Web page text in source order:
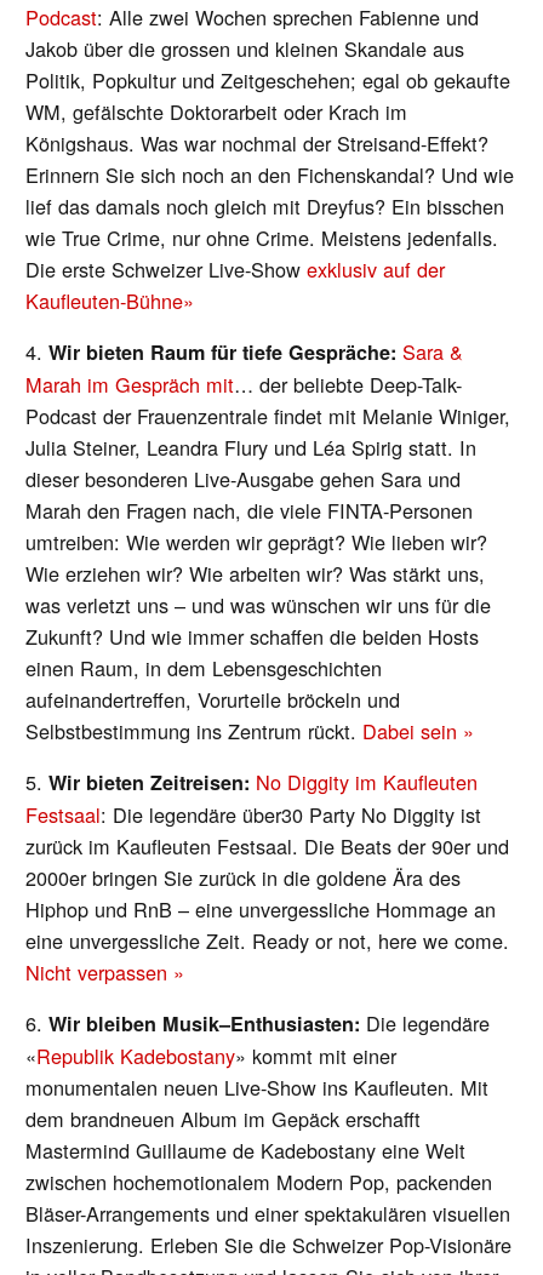
Podcast: Alle zwei Wochen sprechen Fabienne und
Jakob über die grossen und kleinen Skandale aus
Politik, Popkultur und Zeitgeschehen; egal ob gekaufte
WM, gefälschte Doktorarbeit oder Krach im
Königshaus. Was war nochmal der Streisand-Effekt?
Erinnern Sie sich noch an den Fichenskandal? Und wie
lief das damals noch gleich mit Dreyfus? Ein bisschen
wie True Crime, nur ohne Crime. Meistens jedenfalls.
Die erste Schweizer Live-Showexklusiv auf der
Kaufleuten-Bühne»
4.Wir bieten Raum für tiefe Gespräche: Sara &
Marah im Gespräch mit… der beliebte Deep-Talk-
Podcast der Frauenzentrale findet mit Melanie Winiger,
Julia Steiner, Leandra Flury und Léa Spirig statt. In
dieser besonderen Live-Ausgabe gehen Sara und
Marah den Fragen nach, die viele FINTA-Personen
umtreiben: Wie werden wir geprägt? Wie lieben wir?
Wie erziehen wir? Wie arbeiten wir? Was stärkt uns,
was verletzt uns – und was wünschen wir uns für die
Zukunft? Und wie immer schaffen die beiden Hosts
einen Raum, in dem Lebensgeschichten
aufeinandertreffen, Vorurteile bröckeln und
Selbstbestimmung ins Zentrum rückt. Dabei sein »
5.Wir bieten Zeitreisen: No Diggity im Kaufleuten
Festsaal: Die legendäre über30 Party No Diggity ist
zurück im Kaufleuten Festsaal. Die Beats der 90er und
2000er bringen Sie zurück in die goldene Ära des
Hiphop und RnB – eine unvergessliche Hommage an
eine unvergessliche Zeit. Ready or not, here we come.
Nicht verpassen »
6.Wir bleiben Musik–Enthusiasten: Die legendäre
«Republik Kadebostany» kommt mit einer
monumentalen neuen Live-Show ins Kaufleuten. Mit
dem brandneuen Album im Gepäck erschafft
Mastermind Guillaume de Kadebostany eine Welt
zwischen hochemotionalem Modern Pop, packenden
Bläser-Arrangements und einer spektakulären visuellen
Inszenierung. Erleben Sie die Schweizer Pop-Visionäre